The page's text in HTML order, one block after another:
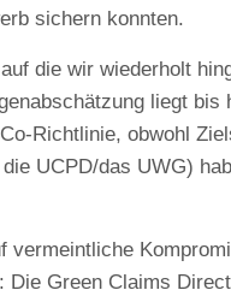
sichern konnten.
die wir wiederholt
liegt bis
Richtlinie, obwohl
UCPD/das UWG)
Green Claims